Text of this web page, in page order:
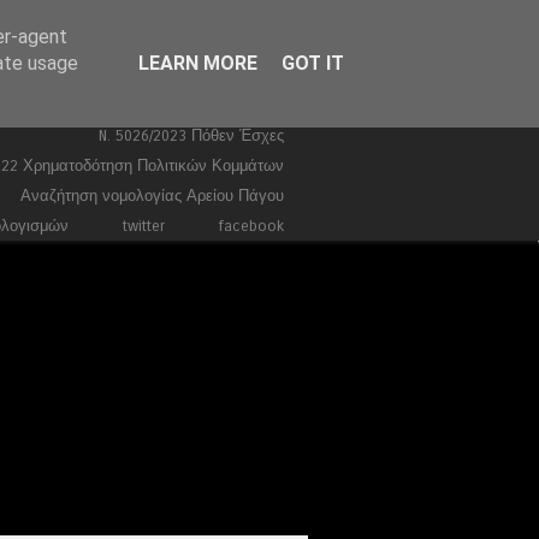
Ευρωεκλογές 2024
Τέμπη
Συντάγματα
N. 5026/2023 Πόθεν Έσχες
Χρηματοδότηση Πολιτικών Κομμάτων
Αναζήτηση νομολογίας Αρείου Πάγου
twitter facebook
agent
usage
LEARN MORE GOT IT